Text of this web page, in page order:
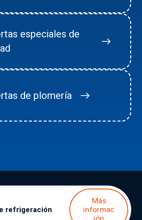
especiales de
de plomería
refrigeración
Más
informac